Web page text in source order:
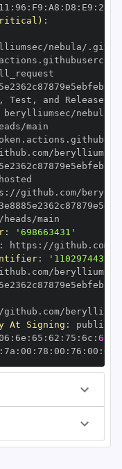
11 : 96 : F9 : A8 : D8 : E9 : 28
:
, Test ,
:
:
'698663431'
: https :
:
'110297443'
At Signing :
: 6e : 65 : 62 : 75 : 6c : 61
7a : 00 : 78 : 00 : 76 : 00 : dd